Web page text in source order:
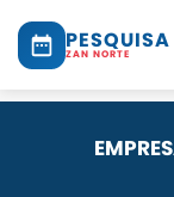
PESQUISA
ZAN NORTE